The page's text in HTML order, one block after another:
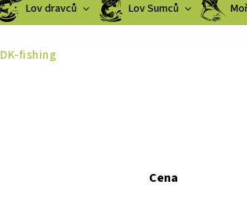
Lov dravců Lov Sumců
DK-fishing